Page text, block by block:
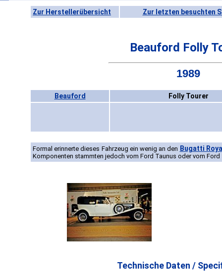
Zur Herstellerübersicht Zur letzten besuchten
Beauford Folly
1989
Beauford Folly Tourer
Formal erinnerte dieses Fahrzeug ein wenig an den Bugatti
Komponenten stammten jedoch vom Ford Taunus oder vom Ford
Technische Daten /